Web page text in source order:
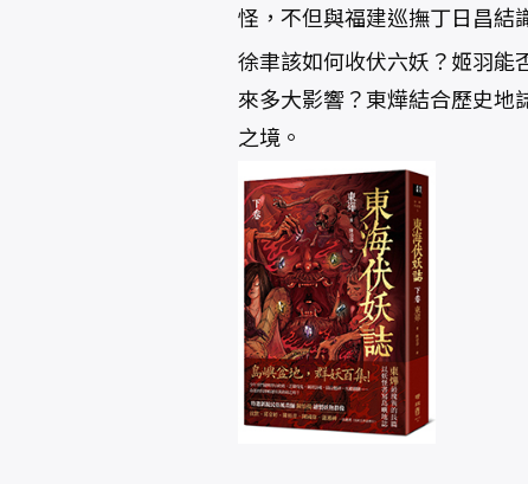
怪，不但與福建巡撫丁日昌結
徐聿該如何收伏六妖？姬羽能
來多大影響？東燁結合歷史地
之境。